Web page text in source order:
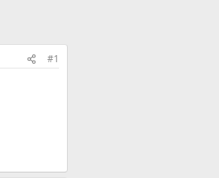
#1